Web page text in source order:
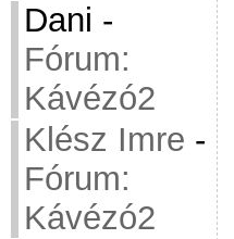
Dani -
Fórum:
Kávézó2
Klész Imre -
Fórum:
Kávézó2